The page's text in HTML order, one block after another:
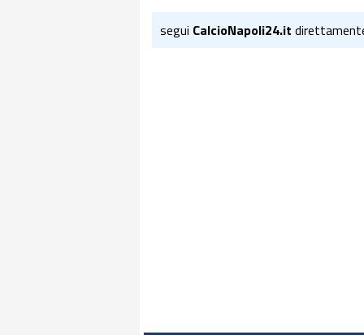
segui CalcioNapoli24.it